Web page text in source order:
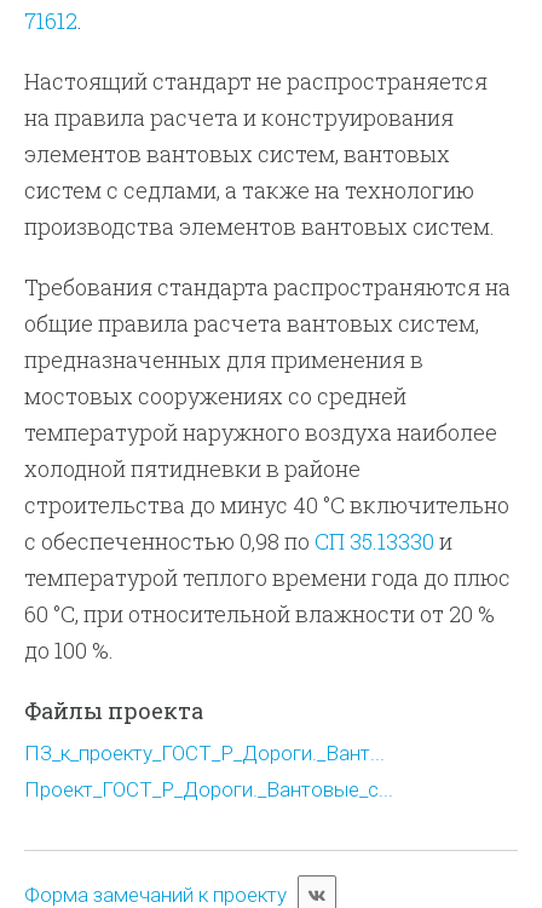
71612.
Настоящий стандарт не распространяется
на правила расчета и конструирования
элементов вантовых систем, вантовых
систем с седлами, а также на технологию
производства элементов вантовых систем.
Требования стандарта распространяются на
общие правила расчета вантовых систем,
предназначенных для применения в
мостовых сооружениях со средней
температурой наружного воздуха наиболее
холодной пятидневки в районе
строительства до минус 40 °С включительно
с обеспеченностью 0,98 поСП 35.13330 и
температурой теплого времени года до плюс
60 °С, при относительной влажности от 20 %
до 100 %.
Файлы проекта
ПЗ_к_проекту_ГОСТ_Р_Дороги._Вант...
Проект_ГОСТ_Р_Дороги._Вантовые_с...
Форма замечаний к проекту